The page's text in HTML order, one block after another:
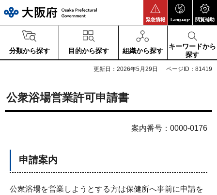
緊急情報 Language 閲覧補助
分類から探す 目的から探す 組織から探す
キーワードから
探す
更新日：2026年5月29日 ページID：81419
公衆浴場営業許可申請書
案内番号：0000-0176
申請案内
公衆浴場を営業しようとする方は保健所へ事前に申請を